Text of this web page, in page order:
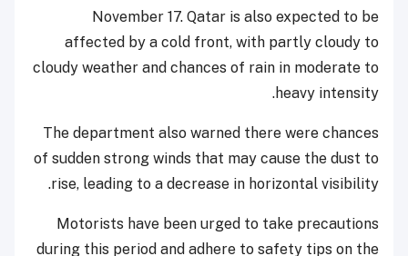
November 17. Qatar is also expected to be
affected by a cold front, with partly cloudy to
cloudy weather and chances of rain in moderate to
heavy intensity.
The department also warned there were chances
of sudden strong winds that may cause the dust to
rise, leading to a decrease in horizontal visibility.
Motorists have been urged to take precautions
during this period and adhere to safety tips on the